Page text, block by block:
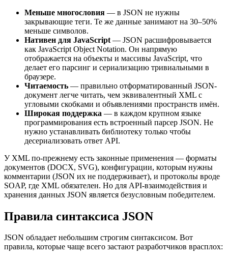
Меньше многословия — в JSON не нужны
закрывающие теги. Те же данные занимают на 30–50%
меньше символов.
Нативен для JavaScript — JSON расшифровывается
как JavaScript Object Notation. Он напрямую
отображается на объекты и массивы JavaScript, что
делает его парсинг и сериализацию тривиальными в
браузере.
Читаемость — правильно отформатированный JSON-
документ легче читать, чем эквивалентный XML с
угловыми скобками и объявлениями пространств имён.
Широкая поддержка — в каждом крупном языке
программирования есть встроенный парсер JSON. Не
нужно устанавливать библиотеку только чтобы
десериализовать ответ API.
У XML по-прежнему есть законные применения — форматы
документов (DOCX, SVG), конфигурации, которым нужны
комментарии (JSON их не поддерживает), и протоколы вроде
SOAP, где XML обязателен. Но для API-взаимодействия и
хранения данных JSON является безусловным победителем.
Правила синтаксиса JSON
JSON обладает небольшим строгим синтаксисом. Вот
правила, которые чаще всего застают разработчиков врасплох: